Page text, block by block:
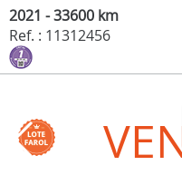
2021 - 33600 km
Ref. : 11312456